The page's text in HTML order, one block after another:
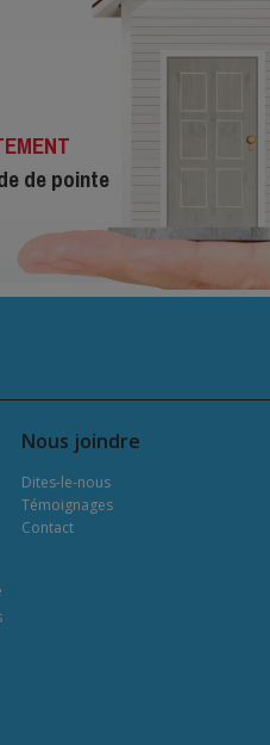
de pointe
Nous joindre
Dites-le-nous
Témoignages
Contact